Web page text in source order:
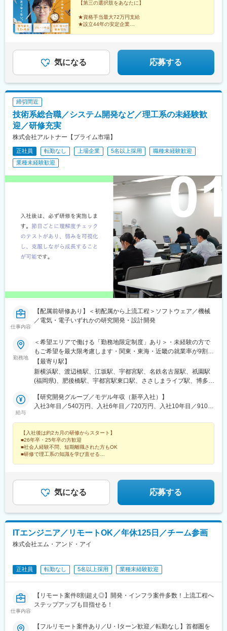
駅、小樽駅、旭川駅、室蘭駅、釧路駅、帯広駅、北見駅、新夕張
駅、苫小牧駅、千歳駅(北海道)、青森駅、八戸駅、弘前駅、下北
駅、五所川原駅、盛岡駅、花巻駅、北上駅、宮古駅、盛駅、久慈
駅、仙台駅、石巻駅、杜せきのした駅、新田駅(宮城県)、くりこま
手駅、能代駅、湯沢駅、大久保駅(秋田県)、鷹ノ巣駅、山形駅、鶴
岡駅、酒田駅、米沢駅、天童駅、さくらんぼ東根駅、寒河江駅、
新庄駅、水戸駅、つくば駅、日立駅、勝田駅、土浦駅、古河駅、
取手駅、下館駅、笹川駅、牛久駅、龍ケ崎市駅、守谷駅、水海道
駅、宇都宮駅、小山駅、栃木駅、足利駅、佐野駅、那須塩原駅、
鹿沼駅、真岡駅、下今市駅、西那須野駅、高崎駅、前橋駅、太田
駅(群馬県)、伊勢崎駅、桐生駅、館林駅、渋川駅、南新宿駅、横浜
駅、東梅田駅、祇園駅(福岡県)、半蔵門駅、東池袋駅、六本木一丁
目駅、二重橋前駅、北品川駅、牛田駅(東京都)、岩本町駅、稲荷町
駅(東京都)、三越前駅、不動前駅、西早稲田駅、住吉駅(東京都)、
西葛西駅、赤羽岩淵駅、池ノ上駅、京王八王子駅、立川北駅、青
井駅、板橋区役所前駅、蓮沼駅、桜街道駅、布田駅、北朝霞駅、
本八幡駅(都営線)、京成船橋駅、京成千葉駅、北習志野駅、野田市
駅、京成成田駅、仲ノ町駅、高津駅(神奈川県)、逸見駅、京急川崎
駅、北茅ケ崎駅、和田塚駅、入谷駅(神奈川県)、逗子・葉山駅、西
松本駅、岩村田駅、南豊科駅、上大月駅、志貴野中学校前駅、新
魚津駅、北鉄金沢駅、福井駅、新浜松駅、新静岡駅、新豊橋駅、
近鉄名古屋駅、尾張一宮駅、東別院駅、丸の内駅(愛知県)、名鉄岐
阜駅、名電各務原駅、新可児駅、ＪＲ河内永和駅、大阪難波駅、
四ツ橋駅、大阪阿部野橋駅、九条駅(京都府)、京阪山科駅、田中口
駅、山陽姫路駅、西宮駅、山陽明石駅、ハーバーランド駅、宝塚
南口駅、新伊丹駅、芦屋川駅、上栄町駅、新八日市駅、倉敷駅、
岡山駅前駅、電鉄出雲市駅、高知駅前駅、宮田町駅、高松築港
駅、眉山ロープウェイ山麓駅、西鉄福岡駅、櫛田神社前駅、鹿児
島駅前駅、熊本駅前駅、長崎駅前駅、佐世保中央駅、さっぽろ
駅、函館駅前駅、津軽五所川原駅、あおば通駅、曽根田駅、鷹巣
駅、工機前駅、佐貫駅、宇都宮駅東口駅、今市駅、中央前橋駅、
駅、麻布十番駅、京橋駅(東京都)、京成関屋駅、末広町駅(東京
都)、京成上野駅、茅場町駅、下落合駅、東北沢駅、立川南駅、京
鉄富山駅、広小路駅(富山県)、七ツ屋駅、新福井駅、第一通り駅、
日吉町駅、駅前駅、名鉄名古屋駅、栄駅(愛知県)、河内永和駅、な
んば駅(南海線)、長堀橋駅、天王寺駅前駅、東寺駅、四宮駅、阪神
国道駅、西新町駅、高速神戸駅、芦屋駅(阪神線)、西川緑道公園
駅、猿猴橋町駅、高知橋駅、大手町駅(愛媛県)、天神南駅、呉服町
駅(福岡県)、桜島桟橋通駅、二本木口駅、五島町駅、中佐世保駅、
北１２条駅、松風町駅、広瀬通駅、東宿郷駅
歩6分◎地下鉄御堂筋線「新大阪駅」4番出口より 徒歩5分【名古
屋事業所】愛知県名古屋市中区栄2-10-1 メイフィス伏見 8階◎地
下鉄鶴舞線、東山線「伏見駅」 5番出口より 徒歩3分
【第三の選択肢をあなたに】
★資格手当最大72万円支給
★設立44年の安定企業
働きやすさだけでなく、OJTを通じて上流工程にチャレ
ンジできる。
どっちも諦めない転職を実現してください！
気になる 応募する
締切間近
技術系総合職／システム開発など／理工系の未経験歓
迎／研修充実
株式会社アルトナー【プライム市場】
正社員 転勤なし 上場企業 5名以上採用
職種未経験歓迎
業種未経験歓迎
仕事内容
【配属前研修あり】＜初配属から上流工程＞ソフトウェア／機械
／電気・電子いずれかの研究開発・設計開発
勤務地
＜希望エリアで働ける「勤務地限定制度」あり＞・未経験の方で
もご希望を最大限考慮します・関東・東海・近畿の就業率が9割以
上・U・Iターン支援あり（寮制度など）■未経験者の方関東・東
海・近畿の就業率が9割以上で、ほとんどは都市圏内の勤務です。
■経験者の方関東・東海・近畿であれば、希望圏内の勤務確約が可
郡／埼玉県熊谷市／栃木県宇都宮市／三重県鈴鹿市／岡山県岡山
市など※いずれの勤務地も受動喫煙対策あり※リモートワーク（在
良中堅企業が中心）◎主要取引先上位10社（敬称略）／2026年1
月期本田技研工業、本田技術研究所、ニコン、レーザーテック、
Astemo、ボッシュ、住友電気工業、テルモ、東京エレクトロン宮
城、日本電子＼約2カ月の研修あり／初配属から上流工程を担って
たのち、研究開発や設計開発に必要なスキルを習得します。
【最寄り駅】
新横浜駅、渡辺橋駅、江坂駅、宇都宮駅、名鉄名古屋駅、祇園駅
(福岡県)、肥後橋駅、宇都宮駅東口駅、ささしまライブ駅、博多
給与
【研究開発グループ／モデル年収（新卒入社）】
入社3年目／540万円、入社6年目／720万円、入社10年目／910万
【入社後は約2カ月の研修からスタート】
■26年卒・25年卒の方歓迎
■社会人経験不問、短期離職された方もOK
■研修で理工系の知識を学び直せる
気になる 応募する
ITエンジニア／リモートOK／年休125日／チーム参画
株式会社エム・アンド・アイ
正社員 転勤なし 5名以上採用 業種未経験歓迎
仕事内容
【リモート案件8割超え◎】開発・インフラ案件多数！上流工程へ
ステップアップも目指せる！
【フルリモート案件あり／U・Iターン歓迎／転勤なし】首都圏を